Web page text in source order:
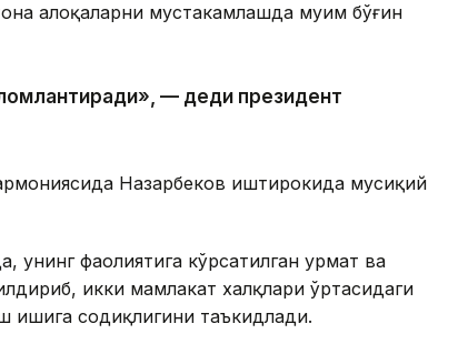
алоқаларни мустаҳкамлашда муҳим бўғин
— деди президент
Назарбеков иштирокида мусиқий
унинг фаолиятига кўрсатилган ҳурмат ва
икки мамлакат халқлари ўртасидаги
ишига содиқлигини таъкидлади.